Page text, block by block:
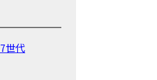
世代